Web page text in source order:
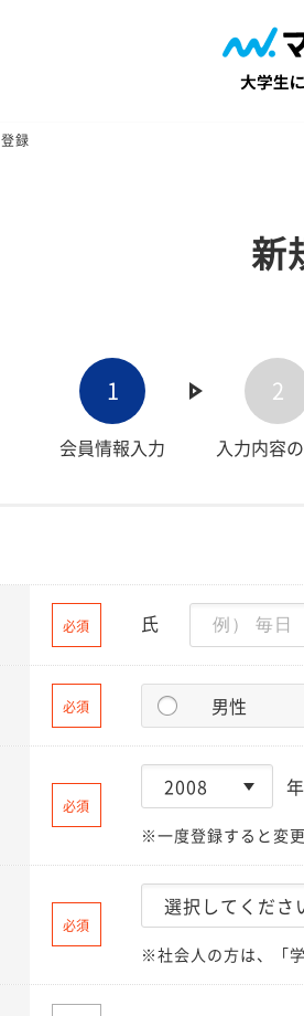
録
新
1
会員情報入力
2
入力内容
必須 氏
必須 男性
必須
年
※一度登録すると変
必須
※社会人の方は、「